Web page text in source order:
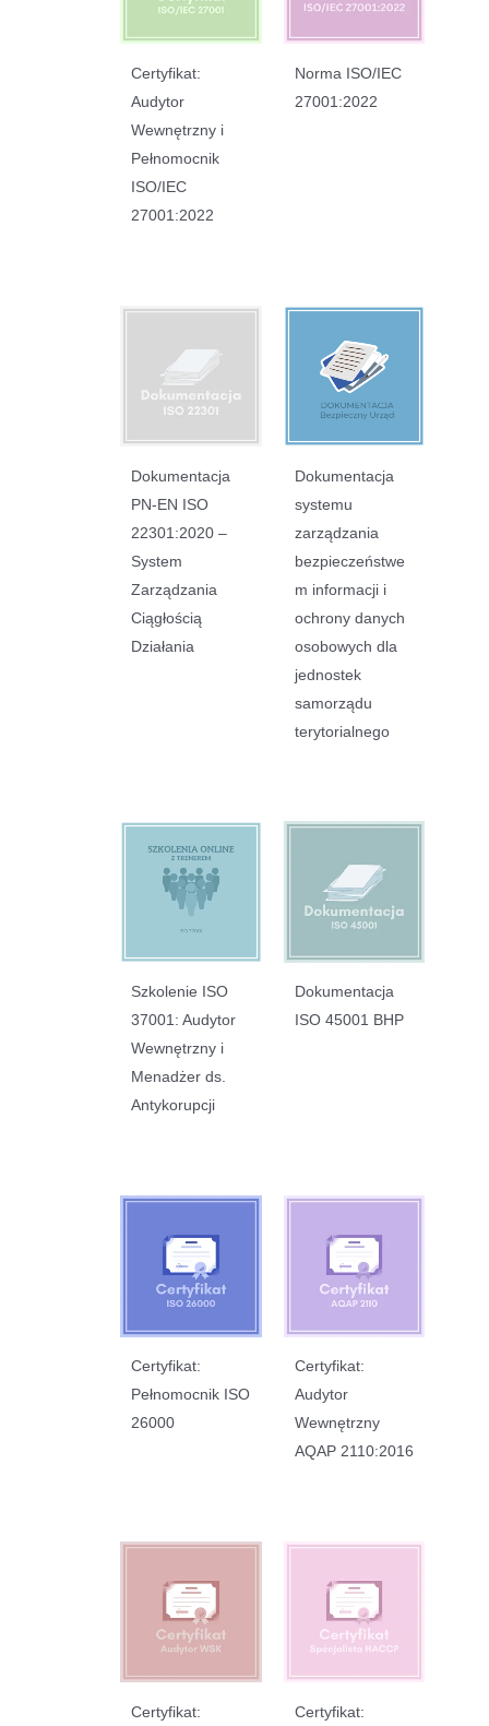
Certyfikat:
Audytor
Wewnętrzny i
Pełnomocnik
ISO/IEC
27001:2022
Norma ISO/IEC
27001:2022
Dokumentacja
PN-EN ISO
22301:2020 –
System
Zarządzania
Ciągłością
Działania
Dokumentacja
systemu
zarządzania
bezpieczeństwe
m informacji i
ochrony danych
osobowych dla
jednostek
samorządu
terytorialnego
Szkolenie ISO
37001: Audytor
Wewnętrzny i
Menadżer ds.
Antykorupcji
Dokumentacja
ISO 45001 BHP
Certyfikat:
Pełnomocnik ISO
26000
Certyfikat:
Audytor
Wewnętrzny
AQAP 2110:2016
Certyfikat: Certyfikat: